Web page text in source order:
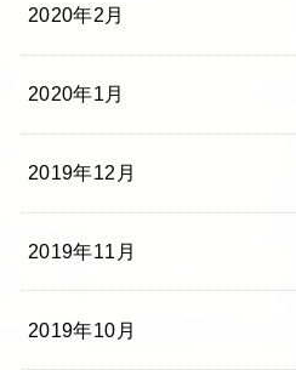
2020年2月
2020年1月
2019年12月
2019年11月
2019年10月